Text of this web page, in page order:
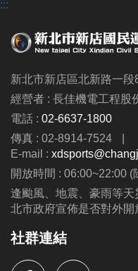
:::
新北市新店區北新路一段
經營者 : 長佳機電工程股
電話 : 02-6637-1800
傳真 : 02-8914-7524
E-mail :
開放時間 : 06:00~22:00
逢颱風、地震、豪雨等
北市政府宣佈是否對外開
社群連結